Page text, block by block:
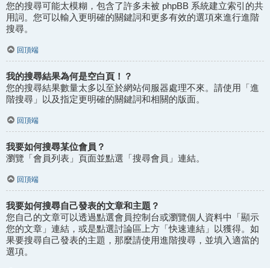
您的搜尋可能太模糊，包含了許多未被 phpBB 系統建立索引的共
用詞。您可以輸入更明確的關鍵詞和更多有效的選項來進行進階
搜尋。
回頂端
我的搜尋結果為何是空白頁！？
您的搜尋結果數量太多以至於網站伺服器處理不來。請使用「進
階搜尋」以及指定更明確的關鍵詞和相關的版面。
回頂端
我要如何搜尋某位會員？
瀏覽「會員列表」頁面並點選「搜尋會員」連結。
回頂端
我要如何搜尋自己發表的文章和主題？
您自己的文章可以透過點選會員控制台或瀏覽個人資料中「顯示
您的文章」連結，或是點選討論區上方「快速連結」以獲得。如
果要搜尋自己發表的主題，那麼請使用進階搜尋，並填入適當的
選項。